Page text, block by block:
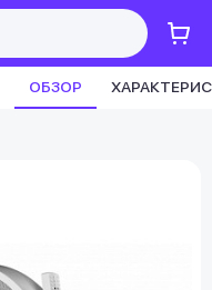
ОБЗОР